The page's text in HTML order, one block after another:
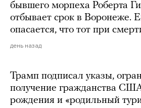
бывшего морпеха Роберта
отбывает срок в Воронеже.
опасается, что тот при
день назад
Трамп подписал указы,
получение гражданства
рождения и «родильный